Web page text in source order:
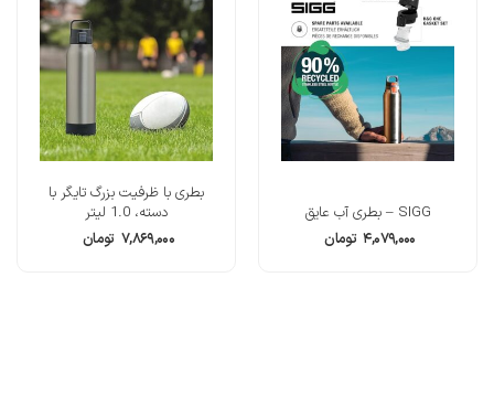
SIGG – بطری آب عایق
۴,۰۷۹,۰۰۰ تومان
بطری با ظرفیت بزرگ تایگر با
دسته، 1.0 لیتر
۷,۸۶۹,۰۰۰ تومان